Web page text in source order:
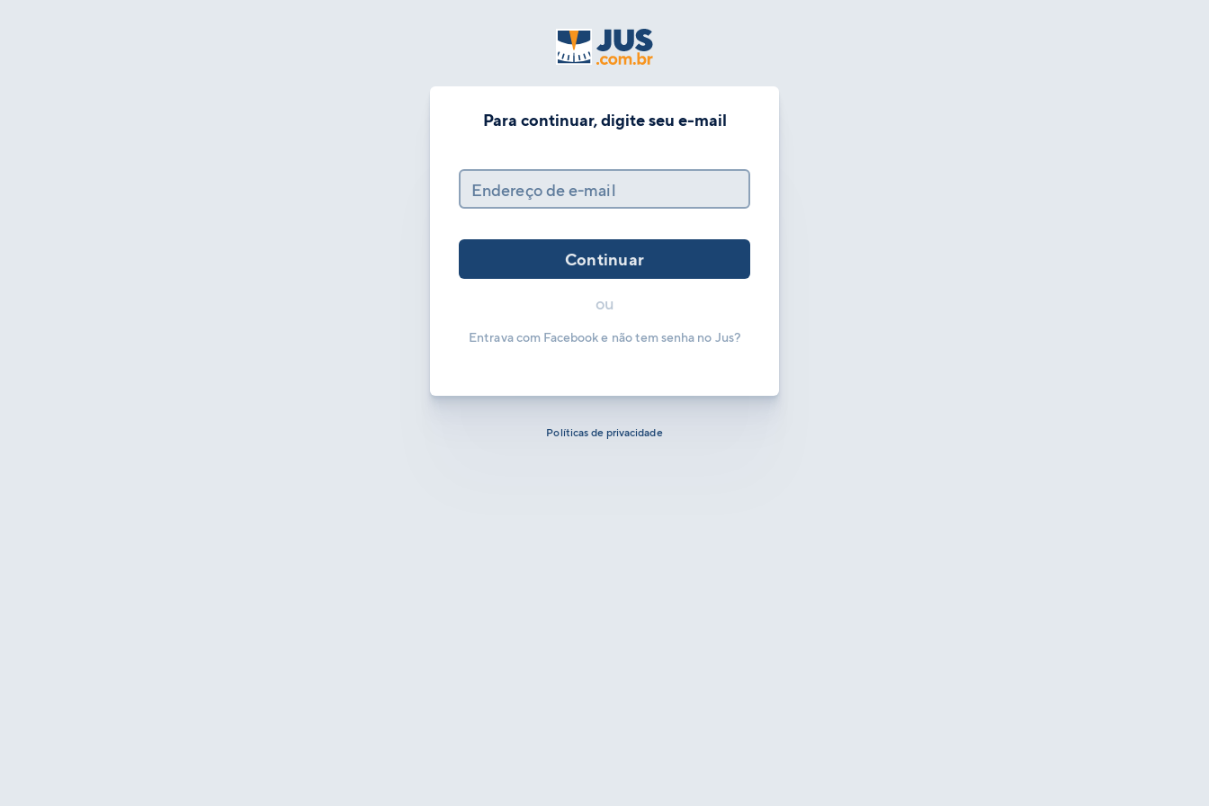
Para continuar, digite seu e-mail
Endereço de e-mail
Continuar
ou
Entrava com Facebook e não tem senha no Jus?
Políticas de privacidade